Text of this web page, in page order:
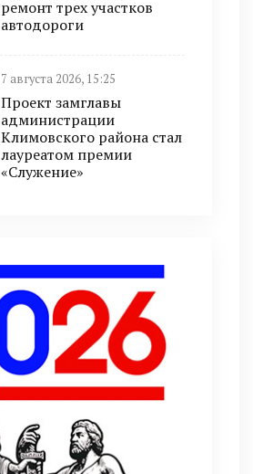
ремонт трех участков
автодороги
7 августа 2026, 15:25
Проект замглавы
администрации
Климовского района стал
лауреатом премии
«Служение»